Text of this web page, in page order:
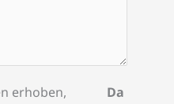
Da
erhoben,